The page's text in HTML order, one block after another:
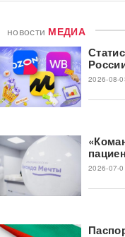
новости МЕДИА
2026-08-
2026-07-